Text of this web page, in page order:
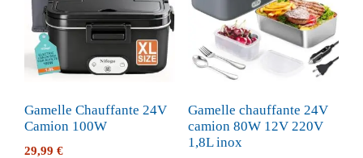
Gamelle Chauffante 24V
Camion 100W
29,99 €
Gamelle chauffante 24V
camion 80W 12V 220V
1,8L inox